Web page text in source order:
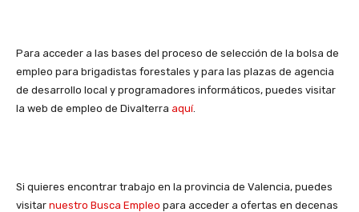
Para acceder a las bases del proceso de selección de la bolsa de
empleo para brigadistas forestales y para las plazas de agencia
de desarrollo local y programadores informáticos, puedes visitar
la web de empleo de Divalterra aquí.
Si quieres encontrar trabajo en la provincia de Valencia, puedes
visitar nuestro Busca Empleo para acceder a ofertas en decenas